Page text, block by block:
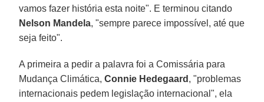
vamos fazer história esta noite". E terminou citando
Nelson Mandela, "sempre parece impossível, até que
seja feito".
A primeira a pedir a palavra foi a Comissária para
Mudança Climática,Connie Hedegaard , "problemas
internacionais pedem legislação internacional", ela